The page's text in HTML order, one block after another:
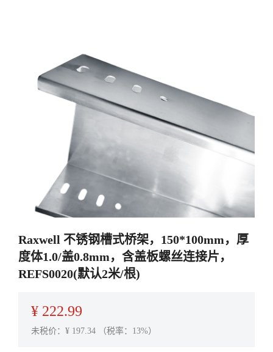
Raxwell 不锈钢槽式桥架，150*100mm，厚
度体1.0/盖0.8mm，含盖板螺丝连接片，
REFS0020(默认2米/根)
¥ 222.99
未税价：¥ 197.34 （税率：13%）